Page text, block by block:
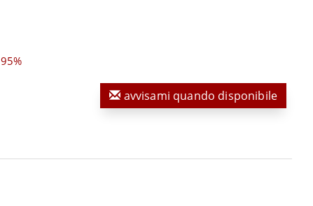
avvisami quando disponibile